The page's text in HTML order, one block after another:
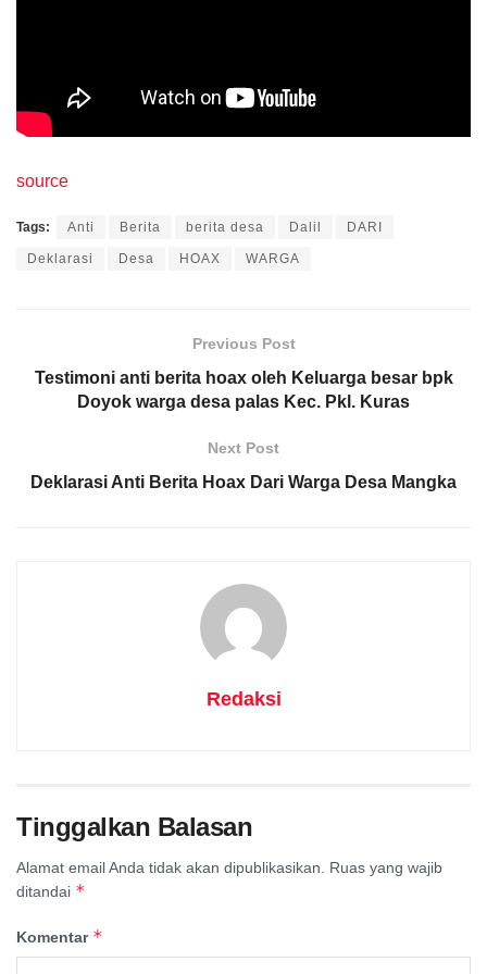
source
Tags: Anti Berita berita desa Dalil DARI
Deklarasi Desa HOAX WARGA
Previous Post
Testimoni anti berita hoax oleh Keluarga besar bpk
Doyok warga desa palas Kec. Pkl. Kuras
Next Post
Deklarasi Anti Berita Hoax Dari Warga Desa Mangka
Redaksi
Tinggalkan Balasan
Alamat email Anda tidak akan dipublikasikan. Ruas yang wajib
ditandai *
Komentar *